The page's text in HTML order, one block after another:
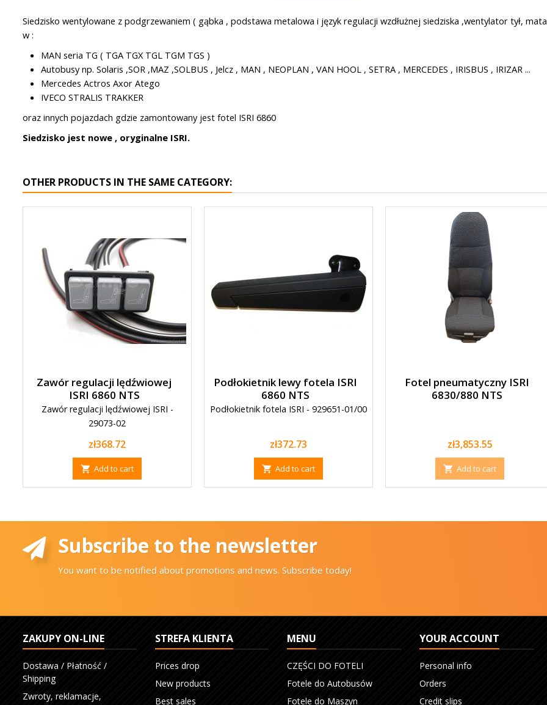
Siedzisko wentylowane z podgrzewaniem ( gąbka , podstawa metalowa i język regulacji wzdłużnej siedziska ,wentylator tył,
w :
MAN seria TG ( TGA TGX TGL TGM TGS )
Autobusy np. Solaris ,SOR ,MAZ ,SOLBUS , Jelcz , MAN , NEOPLAN , VAN HOOL , SETRA , MERCEDES , IRISBUS , IRIZAR ...
Mercedes Actros Axor Atego
IVECO STRALIS TRAKKER
oraz innych pojazdach gdzie zamontowany jest fotel ISRI 6860
Siedzisko jest nowe , oryginalne ISRI.
OTHER PRODUCTS IN THE SAME CATEGORY:
Zawór regulacji lędźwiowej
ISRI 6860 NTS
Zawór regulacji lędźwiowej ISRI -
29073-02
Price
zł368.72
 Add to cart
Podłokietnik lewy fotela ISRI
6860 NTS
Podłokietnik fotela ISRI - 929651-01/00
Price
zł372.73
 Add to cart
Fotel pneumatyczny ISRI
6830/880 NTS
Price
zł3,853.55
 Add to cart
Subscribe to the newsletter
You want to be notified about promotions and news. Subscribe today!
ZAKUPY ON-LINE
Dostawa / Płatność /
Shipping
Zwroty, reklamacje,
STREFA KLIENTA
Prices drop
New products
Best sales
MENU
CZĘŚCI DO FOTELI
Fotele do Autobusów
Fotele do Maszyn
YOUR ACCOUNT
Personal info
Orders
Credit slips